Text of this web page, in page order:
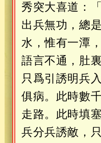
秀突大喜道：
出兵無功，總
水，惟有一潭
語言不通，肚
只爲引誘明兵
俱病。此時數
走路。此時填
兵分兵誘敵，